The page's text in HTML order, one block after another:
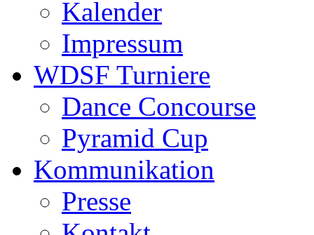
Kalender
Impressum
WDSF Turniere
Dance Concourse
Pyramid Cup
Kommunikation
Presse